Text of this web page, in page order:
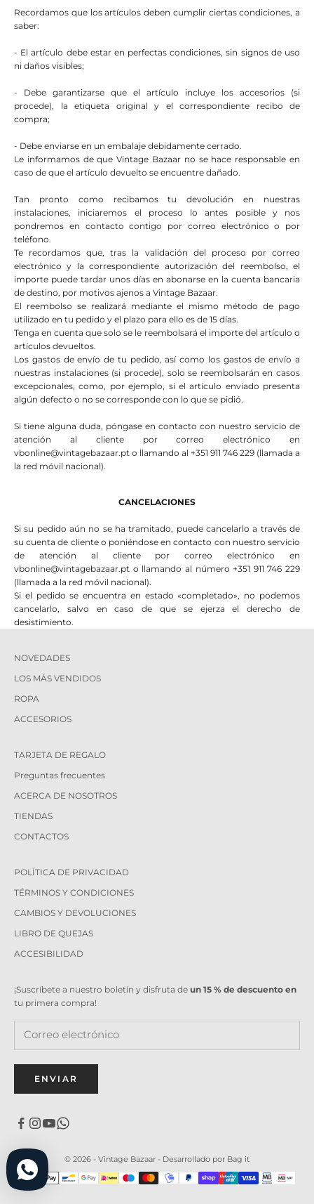
Recordamos que los artículos deben cumplir ciertas condiciones, a
saber:
- El artículo debe estar en perfectas condiciones, sin signos de uso
ni daños visibles;
- Debe garantizarse que el artículo incluye los accesorios (si
procede), la etiqueta original y el correspondiente recibo de
compra;
- Debe enviarse en un embalaje debidamente cerrado.
Le informamos de que Vintage Bazaar no se hace responsable en
caso de que el artículo devuelto se encuentre dañado.
Tan pronto como recibamos tu devolución en nuestras
instalaciones, iniciaremos el proceso lo antes posible y nos
pondremos en contacto contigo por correo electrónico o por
teléfono.
Te recordamos que, tras la validación del proceso por correo
electrónico y la correspondiente autorización del reembolso, el
importe puede tardar unos días en abonarse en la cuenta bancaria
de destino, por motivos ajenos a Vintage Bazaar.
El reembolso se realizará mediante el mismo método de pago
utilizado en tu pedido y el plazo para ello es de 15 días.
Tenga en cuenta que solo se le reembolsará el importe del artículo o
artículos devueltos.
Los gastos de envío de tu pedido, así como los gastos de envío a
nuestras instalaciones (si procede), solo se reembolsarán en casos
excepcionales, como, por ejemplo, si el artículo enviado presenta
algún defecto o no se corresponde con lo que se pidió.
Si tiene alguna duda, póngase en contacto con nuestro servicio de
atención al cliente por correo electrónico en
vbonline@vintagebazaar.pt o llamando al +351 911 746 229 (llamada a
la red móvil nacional).
CANCELACIONES
Si su pedido aún no se ha tramitado, puede cancelarlo a través de
su cuenta de cliente o poniéndose en contacto con nuestro servicio
de atención al cliente por correo electrónico en
vbonline@vintagebazaar.pt o llamando al número +351 911 746 229
(llamada a la red móvil nacional).
Si el pedido se encuentra en estado «completado», no podemos
cancelarlo, salvo en caso de que se ejerza el derecho de
desistimiento.
NOVEDADES
LOS MÁS VENDIDOS
ROPA
ACCESORIOS
TARJETA DE REGALO
Preguntas frecuentes
ACERCA DE NOSOTROS
TIENDAS
CONTACTOS
POLÍTICA DE PRIVACIDAD
TÉRMINOS Y CONDICIONES
CAMBIOS Y DEVOLUCIONES
LIBRO DE QUEJAS
ACCESIBILIDAD
¡Suscríbete a nuestro boletín y disfruta de un 15 % de descuento en
tu primera compra!
ENVIAR
© 2026 - Vintage Bazaar - Desarrollado por Bag it